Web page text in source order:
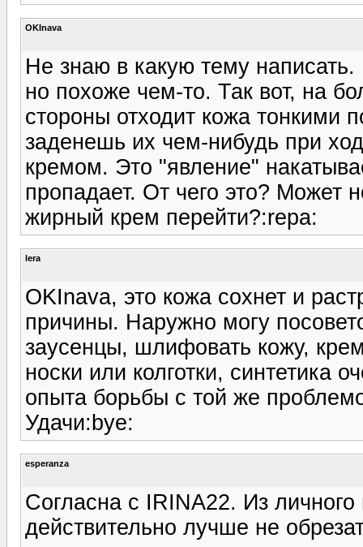
OKInava
Не знаю в какую тему
но похоже чем-то. Так вот, на
стороны отходит кожа тонкими
заденешь их чем-нибудь при
кремом. Это "явление"
пропадает. От чего это? Может
жирный крем перейти?:repa:
lera
OKInava, это кожа сохнет и
причины. Наружно могу
заусенцы, шлифовать кожу,
носки или колготки, синтетика
опыта борьбы с той же
Удачи:bye:
esperanza
Согласна с IRINA22. Из
действительно лучше не